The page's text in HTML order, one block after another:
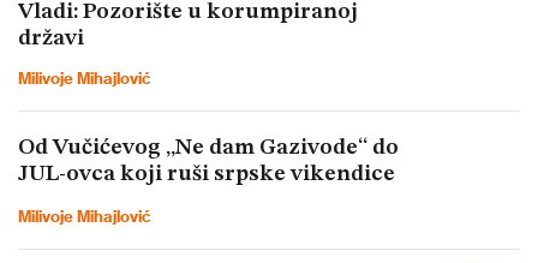
Vladi: Pozorište u korumpiranoj
državi
Milivoje Mihajlović
Od Vučićevog „Ne dam Gazivode“ do
JUL-ovca koji ruši srpske vikendice
Milivoje Mihajlović